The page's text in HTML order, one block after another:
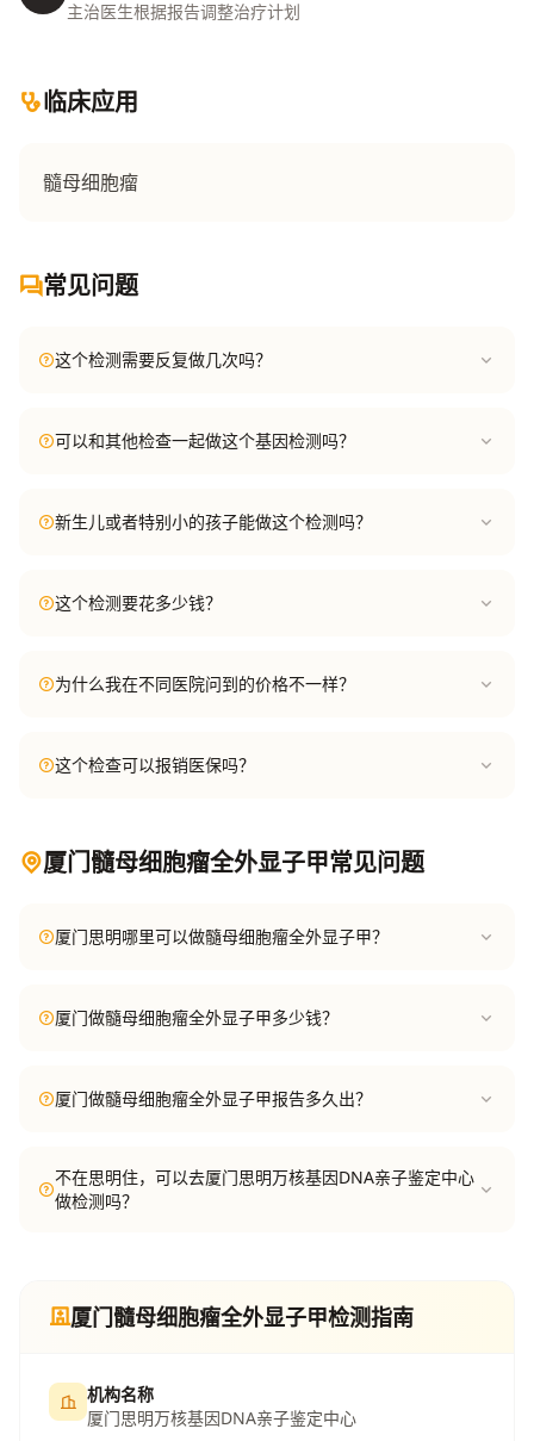
主治医生根据报告调整治疗计划
临床应用
髓母细胞瘤
常见问题
这个检测需要反复做几次吗？
可以和其他检查一起做这个基因检测吗？
新生儿或者特别小的孩子能做这个检测吗？
这个检测要花多少钱？
为什么我在不同医院问到的价格不一样？
这个检查可以报销医保吗？
厦门髓母细胞瘤全外显子甲常见问题
厦门思明哪里可以做髓母细胞瘤全外显子甲？
厦门做髓母细胞瘤全外显子甲多少钱？
厦门做髓母细胞瘤全外显子甲报告多久出？
不在思明住，可以去厦门思明万核基因DNA亲子鉴定中心
做检测吗？
厦门髓母细胞瘤全外显子甲检测指南
机构名称
厦门思明万核基因DNA亲子鉴定中心